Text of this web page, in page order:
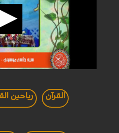
القرآن رياحين